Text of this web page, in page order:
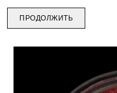
ПРОДОЛЖИТЬ